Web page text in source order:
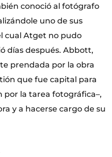
conoció al fotógrafo
uno de sus
cual Atget no pudo
días después. Abbott,
prendada por la obra
que fue capital para
por la tarea fotográfica–,
y a hacerse cargo de su